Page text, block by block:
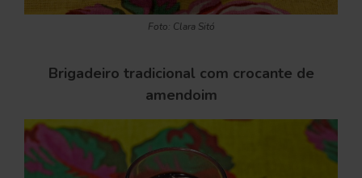
Foto: Clara Sitó
Brigadeiro tradicional com crocante de
amendoim